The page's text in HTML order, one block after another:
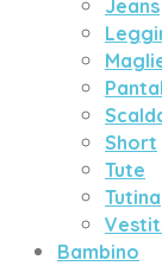
Jeans
Short
Tute
Tutina
Bambino